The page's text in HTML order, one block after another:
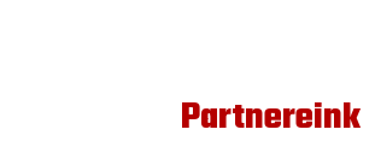
Partnereink